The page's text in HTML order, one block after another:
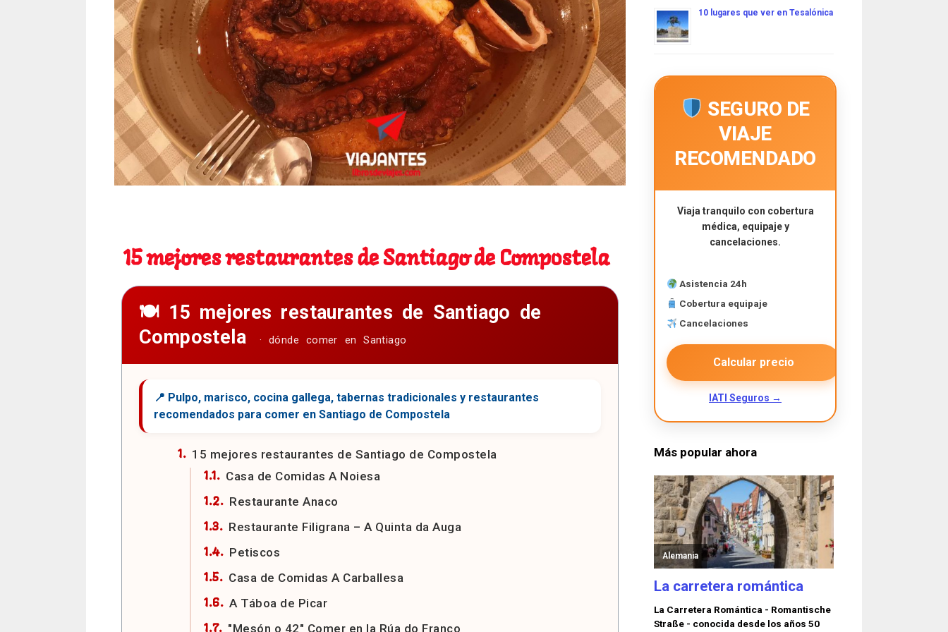
15 mejores restaurantes de Santiago de Compostela
15 mejores restaurantes de Santiago de
Compostela
15 mejores restaurantes de Santiago de Compostela
Casa de Comidas A Noiesa
Restaurante Anaco
Restaurante Filigrana – A Quinta da Auga
Petiscos
Casa de Comidas A Carballesa
A Táboa de Picar
"Mesón o 42" Comer en la Rúa do Franco
10 lugares que ver en Tesalónica
SEGURO DE
VIAJE
RECOMENDADO
Viaja tranquilo con cobertura
médica, equipaje y
cancelaciones.
Asistencia 24h
Cobertura equipaje
Cancelaciones
Calcular precio
IATI Seguros →
Más popular ahora